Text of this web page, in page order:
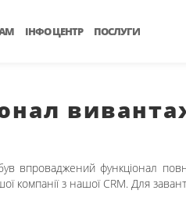
ІНФО ЦЕНТР ПОСЛУГИ
впроваджений функціонал
компанії з нашої CRM. Для